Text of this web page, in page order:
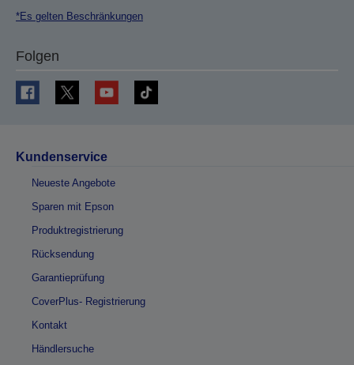
*Es gelten Beschränkungen
Folgen
Kundenservice
Neueste Angebote
Sparen mit Epson
Produktregistrierung
Rücksendung
Garantieprüfung
CoverPlus- Registrierung
Kontakt
Händlersuche